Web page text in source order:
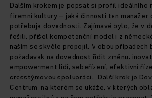
Dalším krokem je popsat si profil ideálního
firemní kultury – jaké činnosti ten manažer
potřebuje dovednosti. Zajímavé bylo, že v
řešili, přišel kompetenční model i z
naším se skvěle propojil. V obou případech
požadavek na dovednost řídit změnu,
empowerment lidí, sebeřízení, efektivní
crosstýmovou spolupráci… Další krok je
Centrum, na kterém se ukáže, v kterých